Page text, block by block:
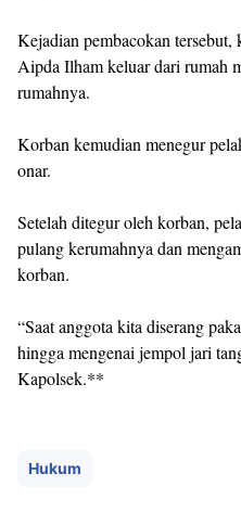
Kejadian pembacokan
Aipda Ilham keluar dari rumah
rumahnya.
Korban kemudian menegur
onar.
Setelah ditegur oleh korban,
pulang kerumahnya dan
korban.
“Saat anggota kita diserang
hingga mengenai jempol jari
Kapolsek.**
Hukum